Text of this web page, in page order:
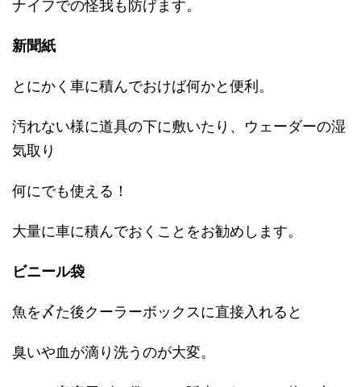
ナイフでの怪我も防げます。
新聞紙
とにかく車に積んでおけば何かと便利。
汚れない様に道具の下に敷いたり、ウェーダーの湿
気取り
何にでも使える！
大量に車に積んでおくことをお勧めします。
ビニール袋
魚を〆た後クーラーボックスに直接入れると
臭いや血が滴り洗うのが大変。